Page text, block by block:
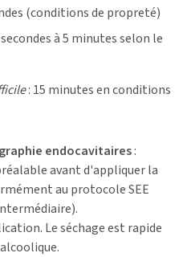
(conditions de propreté)
à 5 minutes selon le
: 15 minutes en conditions
endocavitaires:
avant d'appliquer la
au protocole SEE
Le séchage est rapide